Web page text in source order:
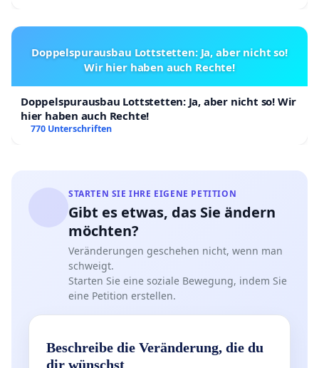
Doppelspurausbau Lottstetten: Ja, aber nicht so!
Wir hier haben auch Rechte!
Doppelspurausbau Lottstetten: Ja, aber nicht so! Wir
hier haben auch Rechte!
770 Unterschriften
STARTEN SIE IHRE EIGENE PETITION
Gibt es etwas, das Sie ändern
möchten?
Veränderungen geschehen nicht, wenn man
schweigt.
Starten Sie eine soziale Bewegung, indem Sie
eine Petition erstellen.
Beschreibe die Veränderung, die du
dir wünschst